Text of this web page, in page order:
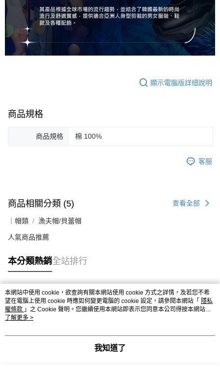
顯示電腦版詳細說明
商品規格
商品規格 棉 100%
客服
商品相關分類 (5) 查看全部
｜帽類 漁夫帽/貝蕾帽
人氣商品推薦
本分類熱銷全站排行
熱門標籤
本網站中使用 cookie，欲查詢有關本網站使用 cookie 方式之詳情，及若您不希
望在電腦上使用 cookie 時應如何變更電腦的 cookie 設定，請參閱本網站「 隱私
權條款 」之 Cookie 聲明。您繼續使用本網站即表示您同意本公司得按本網站使
用條款之 Cookie 聲明使用 cookie。
了解更多 >
我知道了